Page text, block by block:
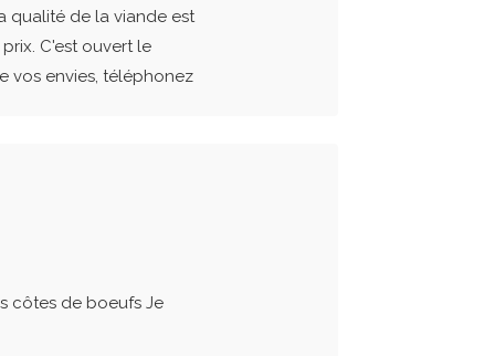
qualité de la viande est
C'est ouvert le
vos envies, téléphonez
côtes de boeufs Je